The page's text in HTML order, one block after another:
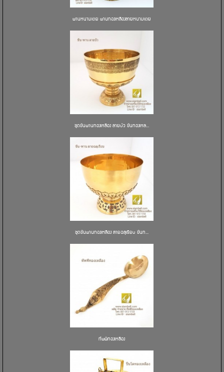
พานหนามเตย พานทองเหลืองลายหนามเตย
ชุดขันพานทองเหลือง ลายบัว ขันทองเหล...
ชุดขันพานทองเหลือง ลายฉลุเรียบ ขันท...
ทัพพีทองเหลือง